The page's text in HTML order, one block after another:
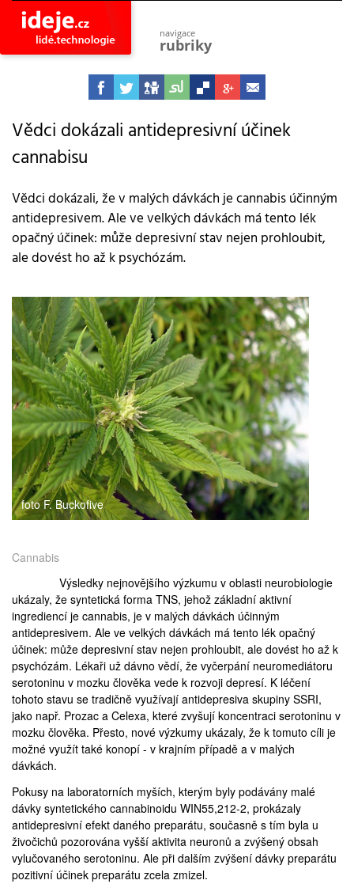
navigace
rubriky
astro
vesmír
projekty
objevy
vynálezy
planeta
přiroda
tajemství
firmy
zdraví
medicína
Vědci dokázali antidepresivní účinek
cannabisu
Vědci dokázali, že v malých dávkách je cannabis účinným
antidepresivem. Ale ve velkých dávkách má tento lék
opačný účinek: může depresivní stav nejen prohloubit,
ale dovést ho až k psychózám.
foto F. Buckofive
Cannabis
Výsledky nejnovějšího výzkumu v oblasti neurobiologie
ukázaly, že syntetická forma TNS, jehož základní aktivní
ingrediencí je cannabis, je v malých dávkách účinným
antidepresivem. Ale ve velkých dávkách má tento lék opačný
účinek: může depresivní stav nejen prohloubit, ale dovést ho až k
psychózám. Lékaři už dávno vědí, že vyčerpání neuromediátoru
serotoninu v mozku člověka vede k rozvoji depresí. K léčení
tohoto stavu se tradičně využívají antidepresiva skupiny SSRI,
jako např. Prozac a Celexa, které zvyšují koncentraci serotoninu v
mozku člověka. Přesto, nové výzkumy ukázaly, že k tomuto cíli je
možné využít také konopí - v krajním případě a v malých
dávkách.
Pokusy na laboratorních myších, kterým byly podávány malé
dávky syntetického cannabinoidu WIN55,212-2, prokázaly
antidepresivní efekt daného preparátu, současně s tím byla u
živočichů pozorována vyšší aktivita neuronů a zvýšený obsah
vylučovaného serotoninu. Ale při dalším zvýšení dávky preparátu
pozitivní účinek preparátu zcela zmizel.